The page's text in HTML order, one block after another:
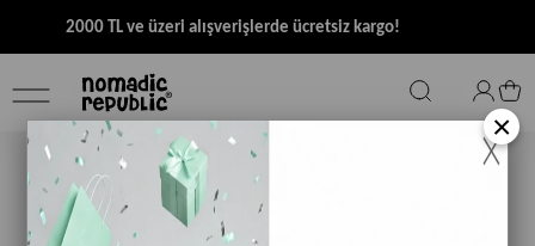
2000 TL ve üzeri alışverişlerde ücretsiz kargo!
×